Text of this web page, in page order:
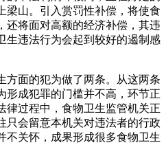
梁山。引入赏罚性补偿，将使食
还将面对高额的经济补偿，其违
生违法行为会起到较好的遏制感
面的犯为做了两条。从这两条
形成犯罪的门槛并不高，环节正
律过程中，食物卫生监管机关正
只会留意本机关对违法者的行政
不关怀，成果形成很多食物卫生